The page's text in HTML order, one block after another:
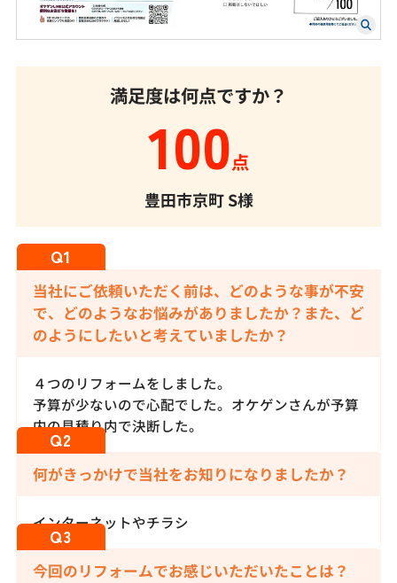
満足度は何点ですか？
100点
豊田市京町 S様
当社にご依頼いただく前は、どのような事が不安
で、どのようなお悩みがありましたか？また、ど
のようにしたいと考えていましたか？
４つのリフォームをしました。
予算が少ないので心配でした。オケゲンさんが予算
内の見積り内で決断した。
何がきっかけで当社をお知りになりましたか？
インターネットやチラシ
今回のリフォームでお感じいただいたことは？